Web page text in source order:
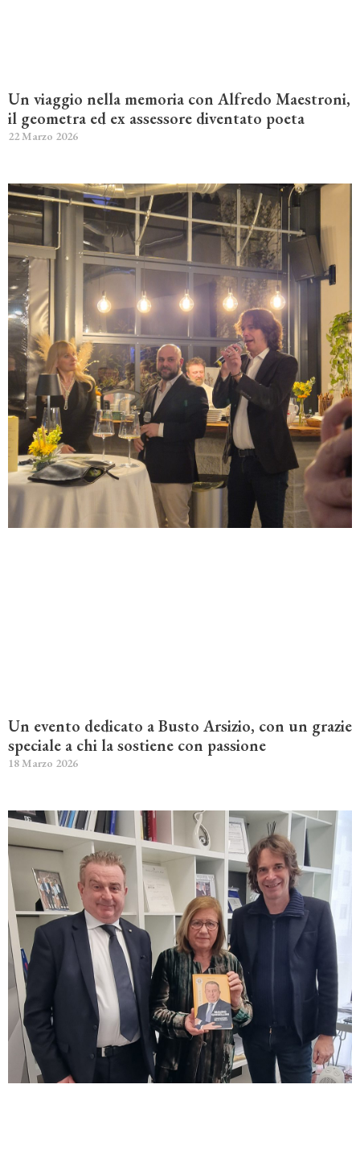
Un viaggio nella memoria con Alfredo Maestroni,
il geometra ed ex assessore diventato poeta
22 Marzo 2026
Un evento dedicato a Busto Arsizio, con un grazie
speciale a chi la sostiene con passione
18 Marzo 2026